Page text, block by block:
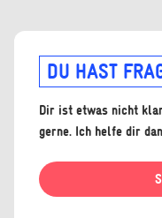
DU HAST
Dir ist etwas nicht
gerne. Ich helfe dir